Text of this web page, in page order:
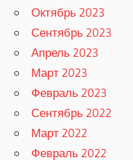
Октябрь 2023
Сентябрь 2023
Апрель 2023
Март 2023
Февраль 2023
Сентябрь 2022
Март 2022
Февраль 2022